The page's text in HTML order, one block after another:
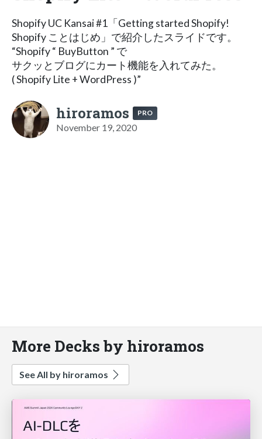
Shopify UC Kansai #1「Getting started Shopify!
Shopify ことはじめ」で紹介したスライドです。
“Shopify “ BuyButton ” で
サクッとブログにカート機能を入れてみた。
( Shopify Lite + WordPress )”
hiroramos PRO
November 19, 2020
More Decks by hiroramos
See All by hiroramos